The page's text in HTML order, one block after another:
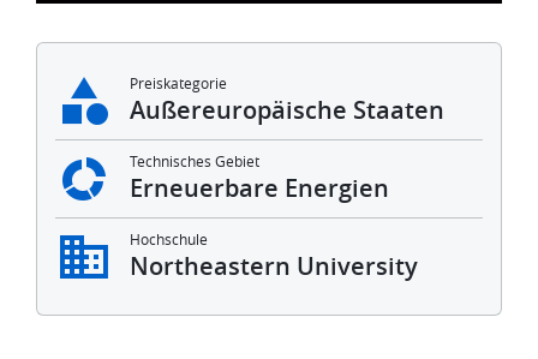
Preiskategorie
Außereuropäische Staaten
Technisches Gebiet
Erneuerbare Energien
Hochschule
Northeastern University